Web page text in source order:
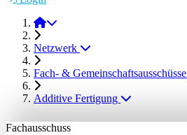
DGM e.V.
Netzwerk
Fach- & Gemeinschaftsausschüsse
Additive Fertigung
Fachausschuss